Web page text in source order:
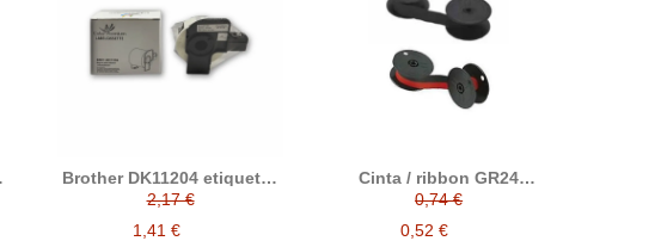
Brother DK11204 etiquetas
compatibles precortadas
400 etiquetas blancas de
17 x 54 mm
2,17 €
1,41 €
Cinta / ribbon GR24
compatible a GR-24
0,74 €
0,52 €